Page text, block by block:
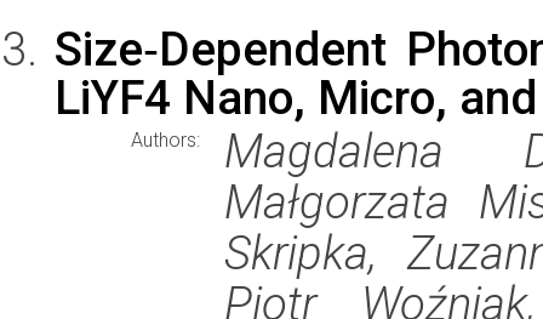
Size‐Dependent
LiYF4 Nano, Micro,
Authors:
Magdalena
Małgorzata
Skripka,
Piotr